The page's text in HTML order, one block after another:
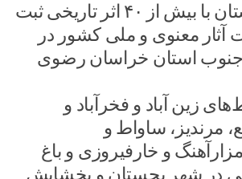
شهرستان بجستان با بیش از ۴۰ اثر تاریخی ثبت
معنوی و ملی کشور در
جنوب استان خراسان رضوی
زین آباد و فخرآباد و
مرندیز، ساواط و
و خارفیروزی و باغ
در شهر بجستان و بخشایش